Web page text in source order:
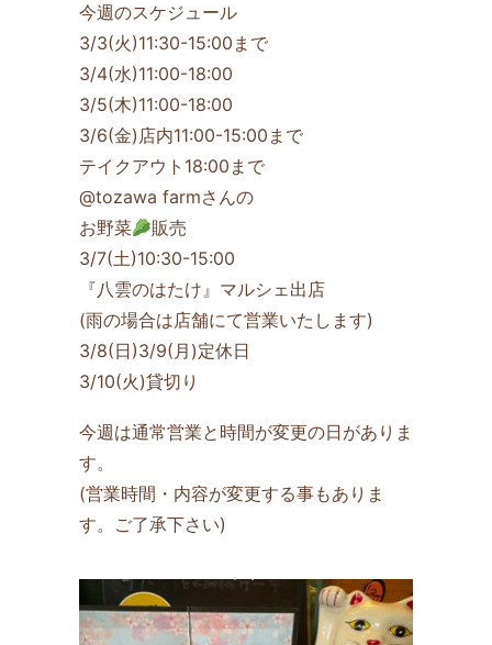
今週のスケジュール
3/3(火)11:30-15:00まで
3/4(水)11:00-18:00
3/5(木)11:00-18:00
3/6(金)店内11:00-15:00まで
テイクアウト18:00まで
@tozawa farmさんの
お野菜
販売
3/7(土)10:30-15:00
『八雲のはたけ』マルシェ出店
(雨の場合は店舗にて営業いたします)
3/8(日)3/9(月)定休日
3/10(火)貸切り
今週は通常営業と時間が変更の日がありま
す。
(営業時間・内容が変更する事もありま
す。ご了承下さい)